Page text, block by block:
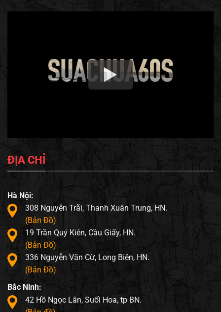
ĐỊA CHỈ
Hà Nội:
308 Nguyễn Trãi, Thanh Xuân Trung, HN.
(Bản Đồ)
19 Trần Quý Kiên, Cầu Giấy, HN.
(Bản Đồ)
336 Nguyễn Văn Cừ, Long Biên, HN.
(Bản Đồ)
Bắc Ninh:
42 Hồ Ngọc Lân, Suối Hoa, tp BN.